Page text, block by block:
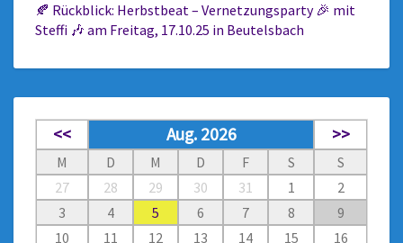
🍂 Rückblick: Herbstbeat – Vernetzungsparty 🎉 mit
Steffi 🎶 am Freitag, 17.10.25 in Beutelsbach
<< Aug. 2026 >>
M D M D F S
S
27
28 29 30 31 1
2
3
4 5 6 7 8
9
10
11 12 13 14 15
16